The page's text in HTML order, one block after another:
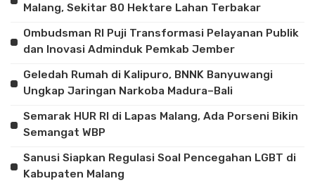
Malang, Sekitar 80 Hektare Lahan Terbakar
Ombudsman RI Puji Transformasi Pelayanan Publik
dan Inovasi Adminduk Pemkab Jember
Geledah Rumah di Kalipuro, BNNK Banyuwangi
Ungkap Jaringan Narkoba Madura–Bali
Semarak HUR RI di Lapas Malang, Ada Porseni Bikin
Semangat WBP
Sanusi Siapkan Regulasi Soal Pencegahan LGBT di
Kabupaten Malang